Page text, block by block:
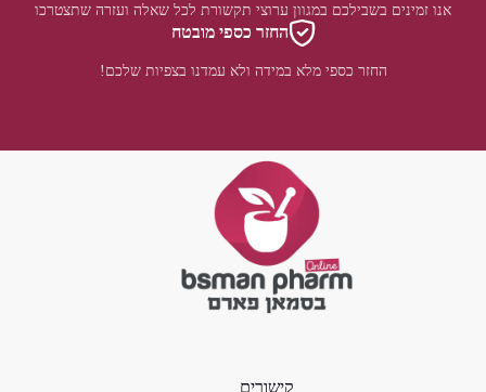
אנו זמינים בשבילכם במגוון ערוצי תקשורת לכל שאלה ועזרה שתצטרכו
החזר כספי מובטח
החזר כספי מלא במידה ולא עמדנו בצפיות שלכם!
קישורים